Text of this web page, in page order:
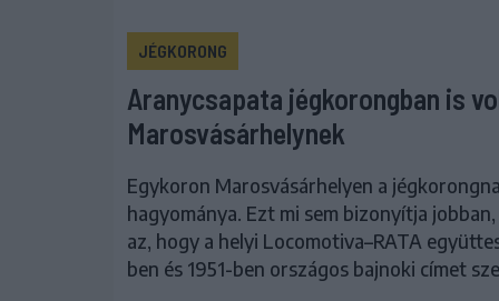
JÉGKORONG
Aranycsapata jégkorongban is
Marosvásárhelynek
Egykoron Marosvásárhelyen a
hagyománya. Ezt mi sem bizonyítja
az, hogy a helyi Locomotiva–RATA
ben és 1951-ben országos bajnoki címet